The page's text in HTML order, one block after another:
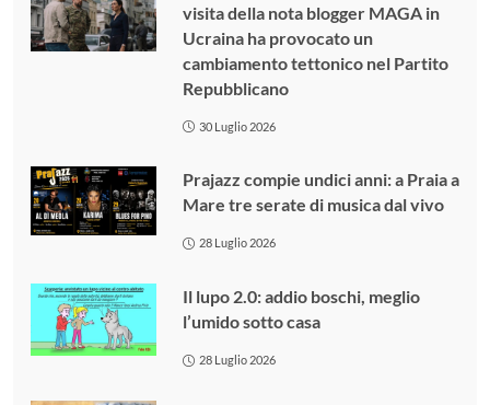
visita della nota blogger MAGA in
Ucraina ha provocato un
cambiamento tettonico nel Partito
Repubblicano
30 Luglio 2026
Prajazz compie undici anni: a Praia a
Mare tre serate di musica dal vivo
28 Luglio 2026
Il lupo 2.0: addio boschi, meglio
l’umido sotto casa
28 Luglio 2026